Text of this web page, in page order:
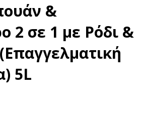
&
2 σε 1 με Ρόδι &
5L